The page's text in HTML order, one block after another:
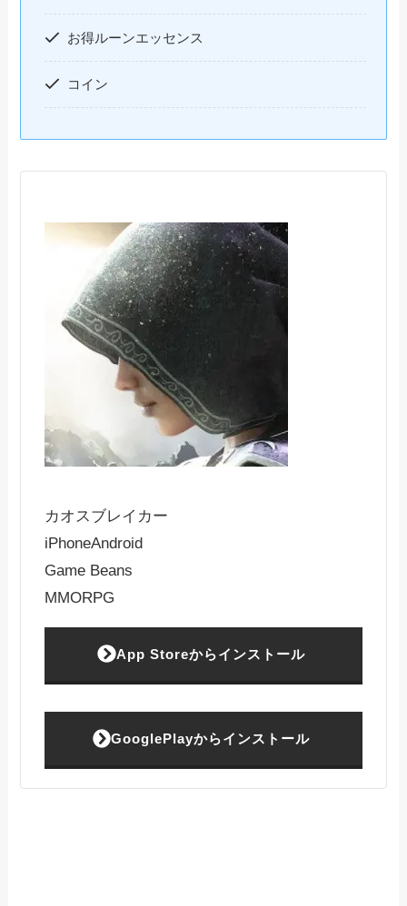
お得ルーンエッセンス
コイン
カオスブレイカー
iPhoneAndroid
Game Beans
MMORPG
App Storeからインストール
GooglePlayからインストール